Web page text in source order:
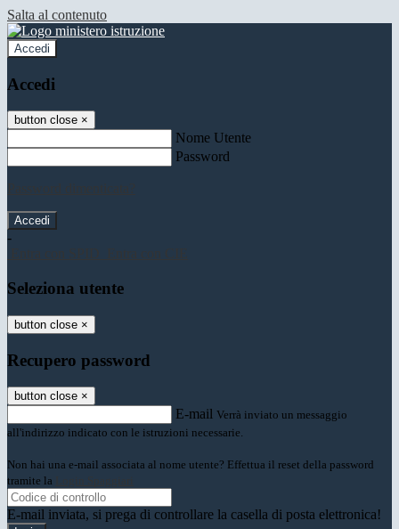
Salta al contenuto
Accedi
Accedi
button close ×
Nome Utente
Password
-
Seleziona utente
button close ×
Recupero password
button close ×
E-mail Verrà inviato un messaggio
all'indirizzo indicato con le istruzioni necessarie.
Non hai una e-mail associata al nome utente? Effettua il reset della password
tramite la
E-mail inviata, si prega di controllare la casella di posta elettronica!